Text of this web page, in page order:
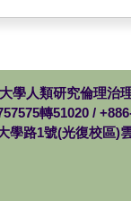
學人類研究倫理治
轉51020 /
學路1號(光復校區